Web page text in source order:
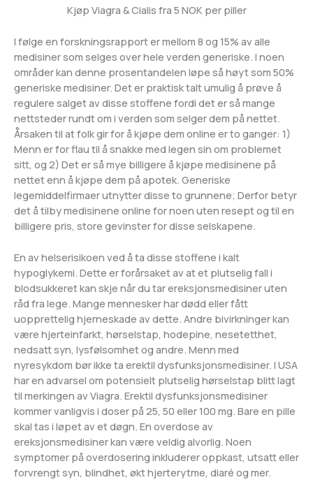
Kjøp Viagra & Cialis fra 5 NOK per piller
I følge en forskningsrapport er mellom 8 og 15% av alle
medisiner som selges over hele verden generiske. I noen
områder kan denne prosentandelen løpe så høyt som 50%
generiske medisiner. Det er praktisk talt umulig å prøve å
regulere salget av disse stoffene fordi det er så mange
nettsteder rundt om i verden som selger dem på nettet.
Årsaken til at folk gir for å kjøpe dem online er to ganger: 1)
Menn er for flau til å snakke med legen sin om problemet
sitt, og 2) Det er så mye billigere å kjøpe medisinene på
nettet enn å kjøpe dem på apotek. Generiske
legemiddelfirmaer utnytter disse to grunnene; Derfor betyr
det å tilby medisinene online for noen uten resept og til en
billigere pris, store gevinster for disse selskapene.
En av helserisikoen ved å ta disse stoffene i kalt
hypoglykemi. Dette er forårsaket av at et plutselig fall i
blodsukkeret kan skje når du tar ereksjonsmedisiner uten
råd fra lege. Mange mennesker har dødd eller fått
uopprettelig hjerneskade av dette. Andre bivirkninger kan
være hjerteinfarkt, hørselstap, hodepine, nesetetthet,
nedsatt syn, lysfølsomhet og andre. Menn med
nyresykdom bør ikke ta erektil dysfunksjonsmedisiner. I USA
har en advarsel om potensielt plutselig hørselstap blitt lagt
til merkingen av Viagra. Erektil dysfunksjonsmedisiner
kommer vanligvis i doser på 25, 50 eller 100 mg. Bare en pille
skal tas i løpet av et døgn. En overdose av
ereksjonsmedisiner kan være veldig alvorlig. Noen
symptomer på overdosering inkluderer oppkast, utsatt eller
forvrengt syn, blindhet, økt hjerterytme, diaré og mer.